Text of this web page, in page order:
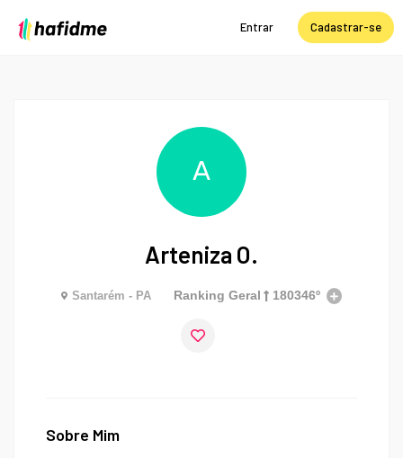
Entrar Cadastrar-se
A
Arteniza O.
Santarém - PA Ranking Geral 180346º
Sobre Mim